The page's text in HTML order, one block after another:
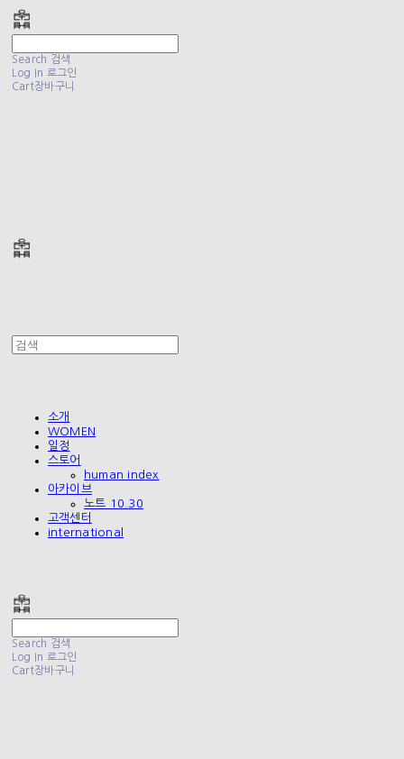
Search 검색
Log In 로그인
Cart장바구니
소개
WOMEN
일정
스토어
human index
아카이브
노트 10.30
고객센터
international
Search 검색
Log In 로그인
Cart장바구니